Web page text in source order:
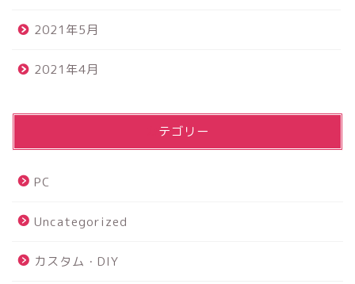
2021年5月
2021年4月
カテゴリー
PC
Uncategorized
カスタム・DIY